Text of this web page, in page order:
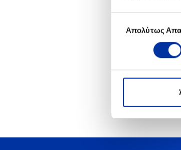
συγκατάθεσης
Απολύτως
Έγκριση
Έναρξη